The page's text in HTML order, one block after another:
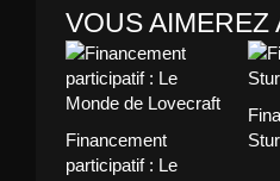
VOUS AIMEREZ
Financement
participatif : Le